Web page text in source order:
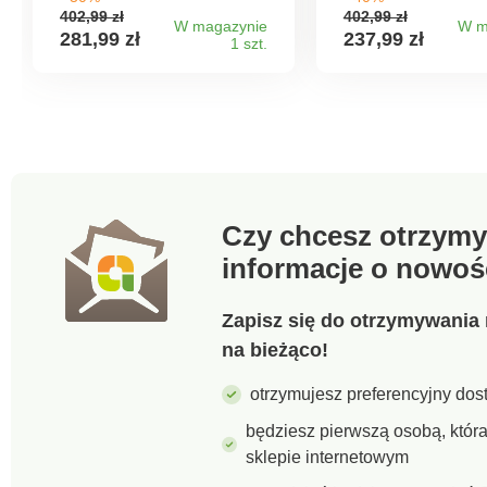
Wysokiej jakości skóra.
Płaskie sznurowadła z
plastikowymi zaślepkami.
402,99 zł
281,99 zł
W magazynie
1 szt.
jakości skóry, o
strukturalnym
metalicznymi
wewnętrznej
Pasek na rzep.
pasek. Miękka
podeszwa z
402,99 zł
237,99 zł
W
Czy chcesz
informacje o
Zapisz się do otrzymywania
na bieżąco!
otrzymujesz preferencyjny
będziesz pierwszą osobą,
sklepie internetowym